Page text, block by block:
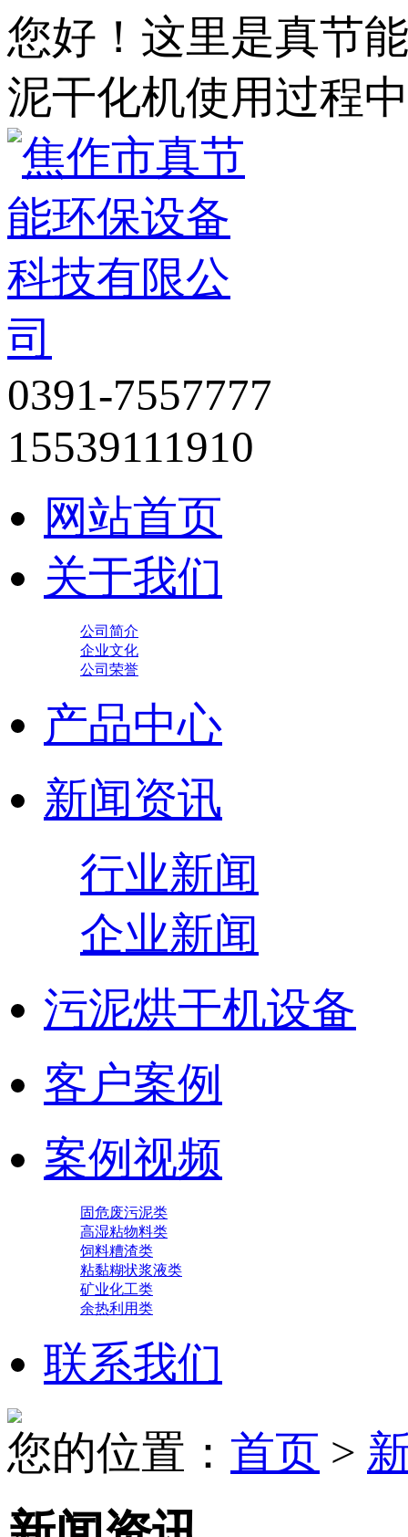
您好！这里是真节
泥干化机使用过程
0391-7557777
15539111910
网站首页
关于我们
公司简介
企业文化
公司荣誉
产品中心
新闻资讯
行业新闻
企业新闻
污泥烘干机设备
客户案例
案例视频
固危废污泥类
高湿粘物料类
饲料糟渣类
粘黏糊状浆液类
矿业化工类
余热利用类
联系我们
您的位置： 首页 >